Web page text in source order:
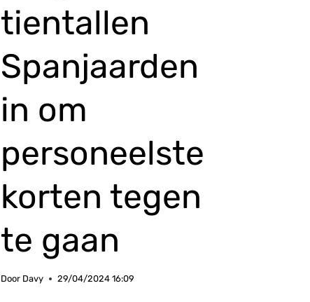
tientallen
Spanjaarden
in om
personeelste
korten tegen
te gaan
Door Davy 29/04/2024 16:09